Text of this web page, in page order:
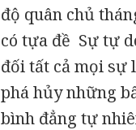
độ quân chủ
có tựa đề Sự tự
đối tất cả mọi sự
phá hủy những
bình đẳng tự